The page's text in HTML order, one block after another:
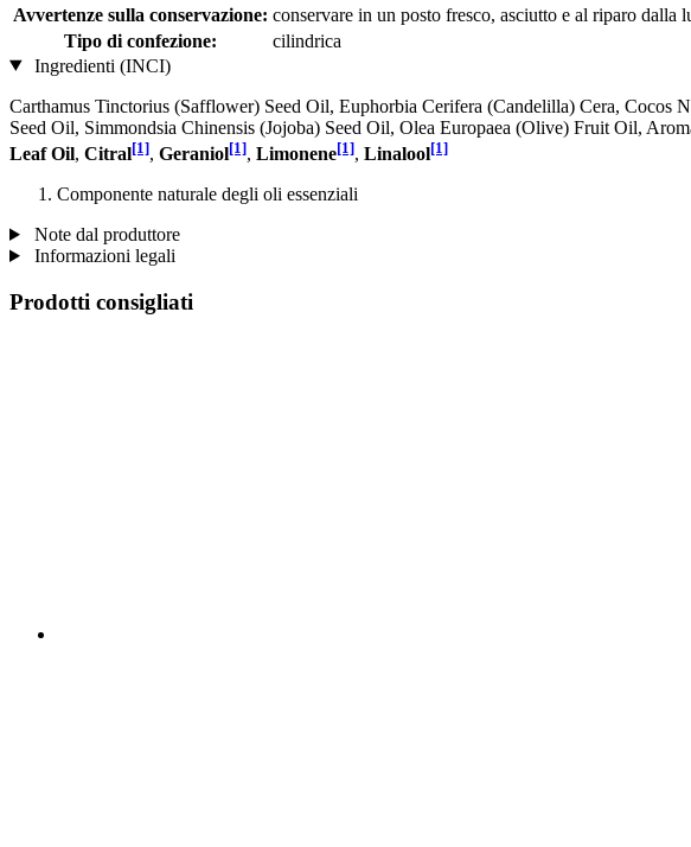
Avvertenze sulla conservazione: conservare in un posto fresco, asciutto e al riparo dalla
Tipo di confezione:
cilindrica
Ingredienti (INCI)
Carthamus Tinctorius (Safflower) Seed Oil, Euphorbia Cerifera (Candelilla) Cera,
Seed Oil, Simmondsia Chinensis (Jojoba) Seed Oil, Olea Europaea (Olive) Fruit Oil,
Leaf Oil, Citral[1], Geraniol[1], Limonene[1], Linalool[1]
Componente naturale degli oli essenziali
Note dal produttore
Informazioni legali
Prodotti consigliati